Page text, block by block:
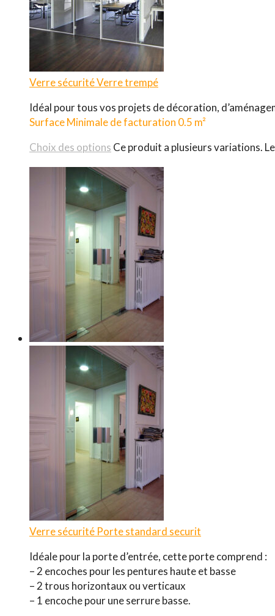
Verre sécuritéVerre trempé
Idéal pour tous vos projets de décoration,
Surface Minimale de facturation 0.5 m²
Choix des options Ce produit a plusieurs variations.
Verre sécurité Porte standard securit
Idéale pour la porte d’entrée, cette porte comprend :
– 2 encoches pour les pentures haute et basse
– 2 trous horizontaux ou verticaux
– 1 encoche pour une serrure basse.